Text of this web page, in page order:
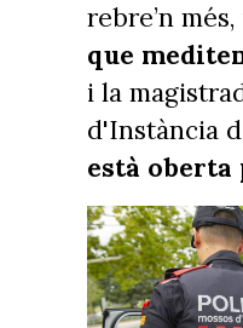
rebre’n
que
i la
d'Instància
està oberta